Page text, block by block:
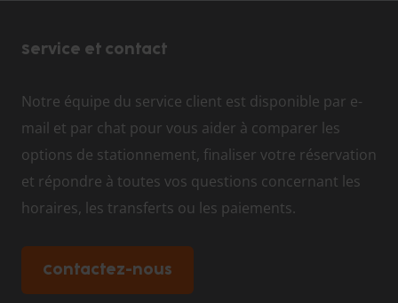
Service et contact
Notre équipe du service client est disponible par e-
mail et par chat pour vous aider à comparer les
options de stationnement, finaliser votre réservation
et répondre à toutes vos questions concernant les
horaires, les transferts ou les paiements.
Contactez-nous